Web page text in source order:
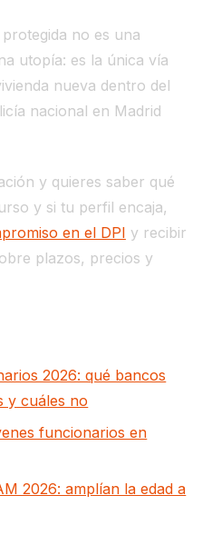
no es una
utopía: es la única vía
nueva dentro del
nacional en Madrid
y quieres saber qué
y si tu perfil encaja,
en el DPI y recibir
plazos, precios y
2026: qué bancos
y cuáles no
funcionarios en
2026: amplían la edad a